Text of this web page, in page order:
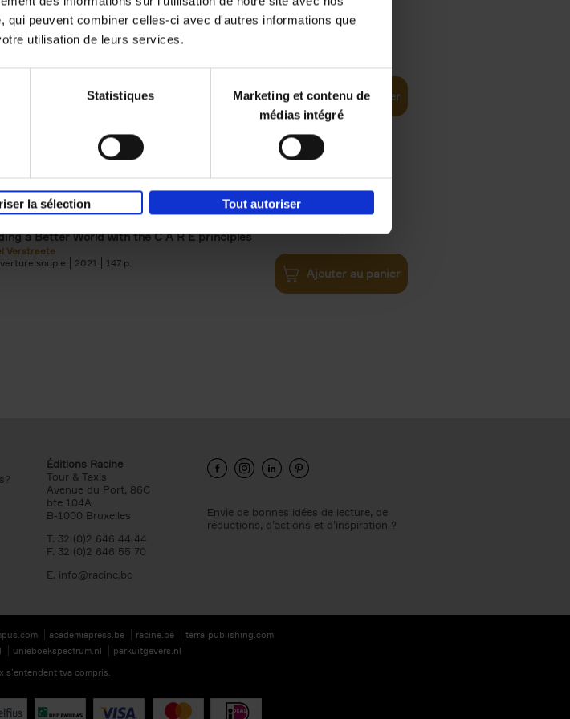
peuvent combiner celles-ci avec d'autres informations que
utilisation de leurs services.
Statistiques
Marketing et contenu de
médias intégré
la sélection Tout autoriser
marketing like a PRO -
revised edition
Ajouter au panier
Your Brand Care?
a Better World with the C A R E principles
Verstraete
souple
2021 147
€34,99
Ajouter au panier
Éditions Racine
Tour & Taxis
Avenue du Port, 86C
bte 104A
B-1000 Bruxelles
T. 32 (0)2 646 44 44
F. 32 (0)2 646 55 70
E. info@racine.be
Envie de bonnes idées de lecture, de
réductions, d’actions et d’inspiration ?
academiapress.be racine.be
terra-publishing.com
unieboekspectrum.nl
parkuitgevers.nl
s’entendent tva compris.